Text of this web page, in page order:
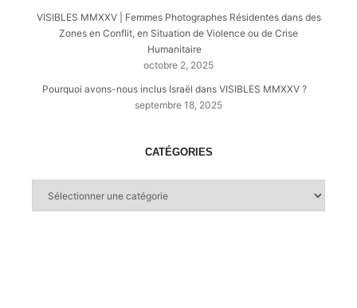
VISIBLES MMXXV | Femmes Photographes Résidentes dans des
Zones en Conflit, en Situation de Violence ou de Crise
Humanitaire
octobre 2, 2025
Pourquoi avons-nous inclus Israël dans VISIBLES MMXXV ?
septembre 18, 2025
CATÉGORIES